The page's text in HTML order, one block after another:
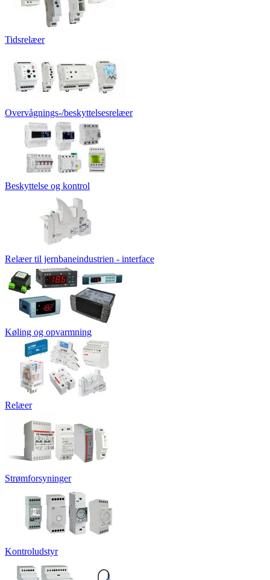
Tidsrelæer
Overvågnings-/beskyttelsesrelæer
Beskyttelse og kontrol
Relæer til jernbaneindustrien - interface
Køling og opvarmning
Relæer
Strømforsyninger
Kontroludstyr